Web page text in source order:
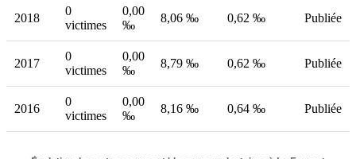
2018
0
victimes
0,00
‰
8,06 ‰ 0,62 ‰ Publiée
2017
0
victimes
0,00
‰
8,79 ‰ 0,62 ‰ Publiée
2016
0
victimes
0,00
‰
8,16 ‰ 0,64 ‰ Publiée